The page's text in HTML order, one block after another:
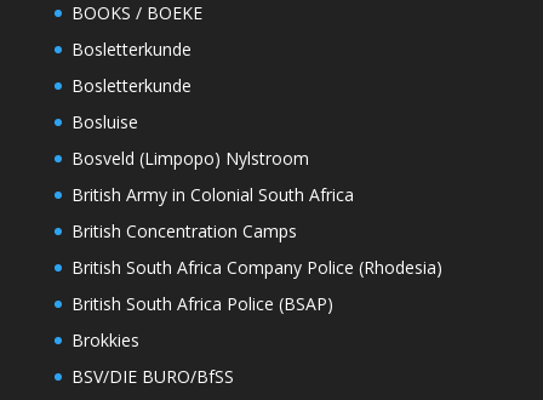
BOOKS / BOEKE
Bosletterkunde
Bosletterkunde
Bosluise
Bosveld (Limpopo) Nylstroom
British Army in Colonial South Africa
British Concentration Camps
British South Africa Company Police (Rhodesia)
British South Africa Police (BSAP)
Brokkies
BSV/DIE BURO/BfSS